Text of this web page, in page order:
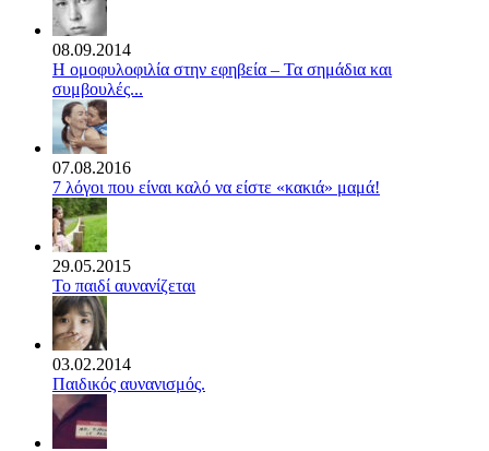
08.09.2014
Η ομοφυλοφιλία στην εφηβεία – Τα σημάδια και
συμβουλές...
07.08.2016
7 λόγοι που είναι καλό να είστε «κακιά» μαμά!
29.05.2015
Το παιδί αυνανίζεται
03.02.2014
Παιδικός αυνανισμός.